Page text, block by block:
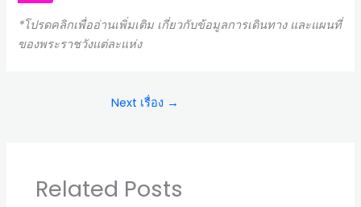
*โปรดคลิกเพื่ออ่านเพิ่มเติม เกี่ยวกับข้อมูลการเดินทาง และแผนที่
ของพระราชวังแต่ละแห่ง
Next เรื่อง →
Related Posts